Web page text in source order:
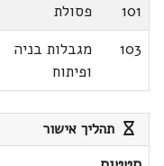
101
פסולת
103
מגבלות בניה
ופיתוח
תהליך אישור